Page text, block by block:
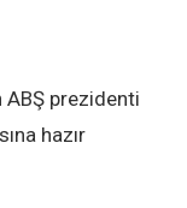
prezidenti
hazır